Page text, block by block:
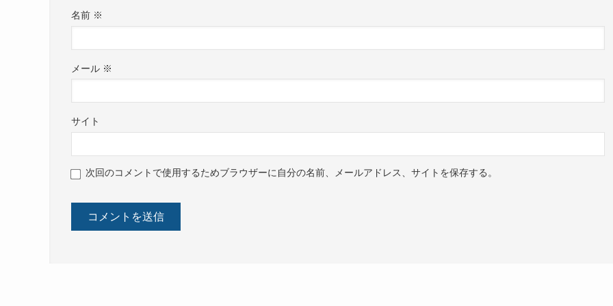
名前 ※
メール ※
サイト
次回のコメントで使用するためブラウザーに自分の名前、メールアドレス、サイトを保存する。